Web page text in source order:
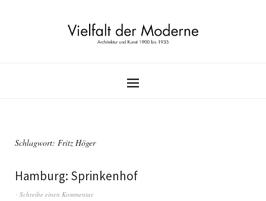
Schlagwort: Fritz Höger
Hamburg: Sprinkenhof
Schreibe einen Kommentar